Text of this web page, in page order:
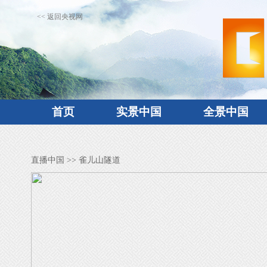
<< 返回央视网
首页 实景中国 全景中国
直播中国 >> 雀儿山隧道